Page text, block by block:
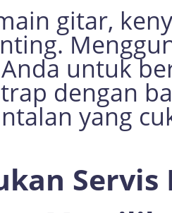
gitar,
untuk
dengan
yang